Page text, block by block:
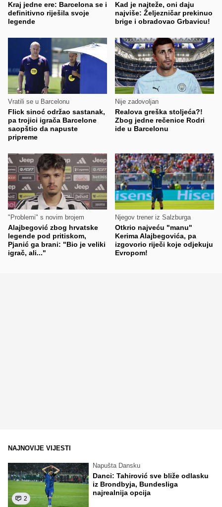
Kraj jedne ere: Barcelona se i
definitivno riješila svoje
legende
Kad je najteže, oni daju
najviše: Željezničar prekinuo
brige i obradovao Grbavicu!
Vratili se u Barcelonu
Flick sinoć održao sastanak,
pa trojici igrača Barcelone
saopštio da napuste
pripreme
Nije zadovoljan
Realova greška stoljeća?!
Zbog jedne rečenice Rodri
ide u Barcelonu
"Problemi" s novim brojem
Alajbegović zbog hrvatske
legende pod pritiskom,
Pjanić ga brani: "Bio je veliki
igrač, ali..."
Njegov trener iz Salzburga
Otkrio najveću "manu"
Kerima Alajbegovića, pa
izgovorio riječi koje odjekuju
Evropom!
NAJNOVIJE VIJESTI
2
Napušta Dansku
Danci: Tahirović sve bliže odlasku
iz Brondbyja, Bundesliga
najrealnija opcija